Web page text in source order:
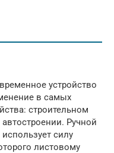
устройство
в самых
строительном
Ручной
силу
листовому